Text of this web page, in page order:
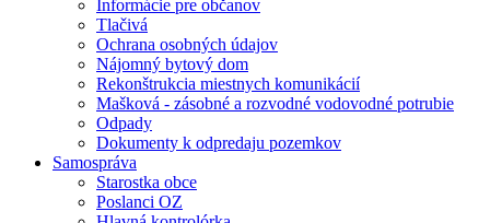
Informácie pre občanov
Tlačivá
Ochrana osobných údajov
Nájomný bytový dom
Rekonštrukcia miestnych komunikácií
Mašková - zásobné a rozvodné vodovodné potrubie
Odpady
Dokumenty k odpredaju pozemkov
Samospráva
Starostka obce
Poslanci OZ